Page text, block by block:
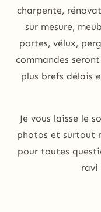
charpente,
sur mesure,
portes, vélux,
commandes
plus brefs délais
Je vous laisse le
photos et surtout
pour toutes
ravi